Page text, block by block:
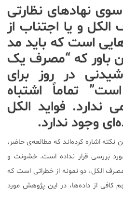
نهادهای نظارتی
و یا اجتناب از
است که باید مد
باور که “مصرف یک
در روز برای
تماماً اشتباه
ندارد. فواید الکل
وجود ندارد.
نکته اشاره کرده‌اند که مطالعه‌ی حاضر،
بررسی قرار نداده است. خشونت و
الکل، دو نمونه از خطراتی است که
از داده‌ها، در این پژوهش مورد